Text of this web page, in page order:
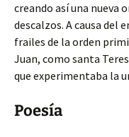
creando así una nueva
descalzos. A causa
frailes de la orden
Juan, como santa
que experimentaba la
Poesía